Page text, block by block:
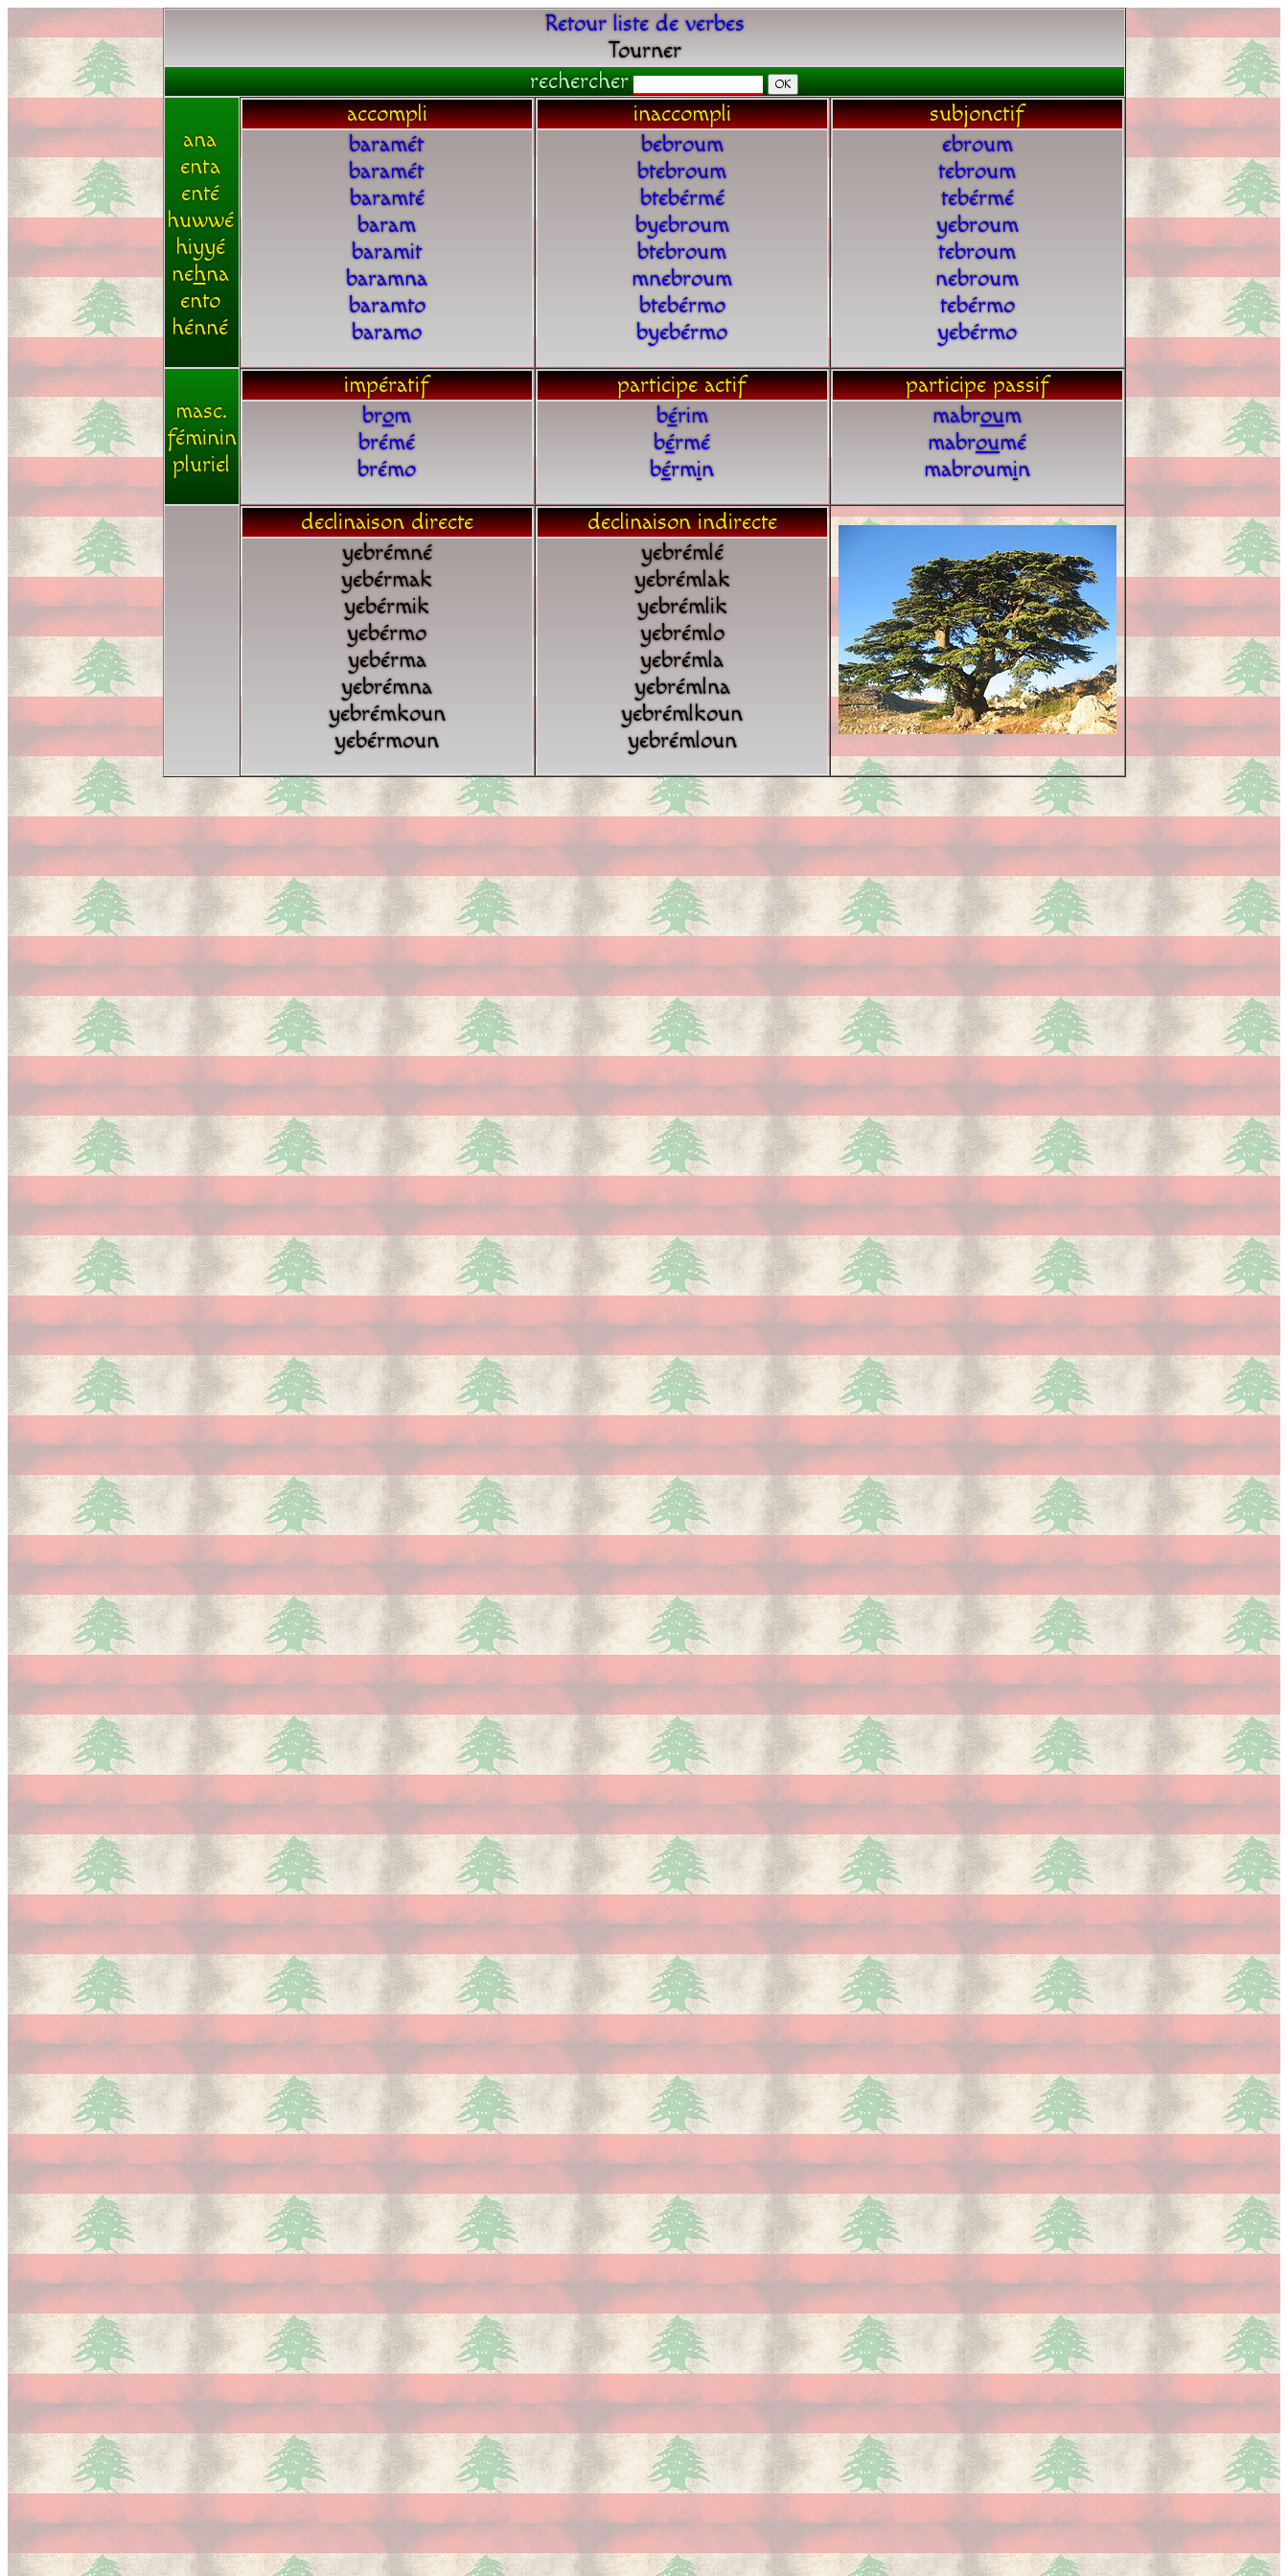
Retour liste de verbes
Tourner
rechercher
ana
enta
enté
huwwé
hiyyé
nehna
ento
hénné
accompli
baramét
baramét
baramté
baram
baramit
baramna
baramto
baramo
inaccompli
bebroum
btebroum
btebérmé
byebroum
btebroum
mnebroum
btebérmo
byebérmo
subjonctif
ebroum
tebroum
tebérmé
yebroum
tebroum
nebroum
tebérmo
yebérmo
masc.
féminin
pluriel
impératif
brom
brémé
brémo
participe actif
bérim
bérmé
bérmin
participe passif
mabroum
mabroumé
mabroumin
declinaison directe
yebrémné
yebérmak
yebérmik
yebérmo
yebérma
yebrémna
yebrémkoun
yebérmoun
declinaison indirecte
yebrémlé
yebrémlak
yebrémlik
yebrémlo
yebrémla
yebrémlna
yebrémlkoun
yebrémloun